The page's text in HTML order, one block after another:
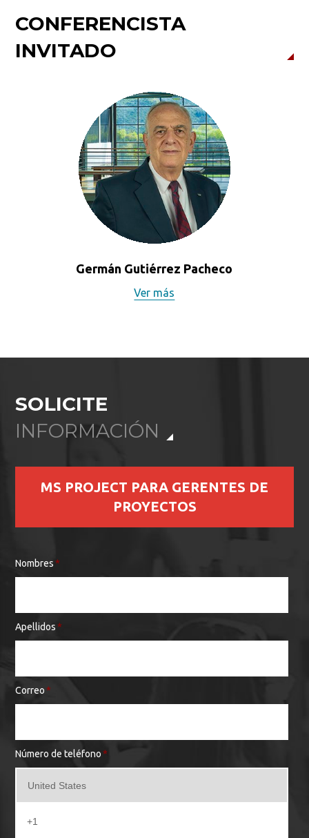
CONFERENCISTA
INVITADO
Germán Gutiérrez Pacheco
Ver más
SOLICITE
INFORMACIÓN
MS PROJECT PARA GERENTES DE
PROYECTOS
Nombres *
Apellidos *
Correo *
Número de teléfono *